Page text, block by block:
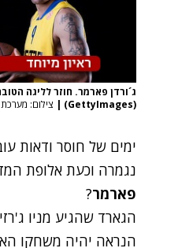
ג´ורדן פארמר. חוזר לליגה
(GettyImages)
| צילום: מערכת ONE
נגמרה וכעת אלופת
פארמר?
הגארד שהגיע מניו
הנראה יהיה משחקו